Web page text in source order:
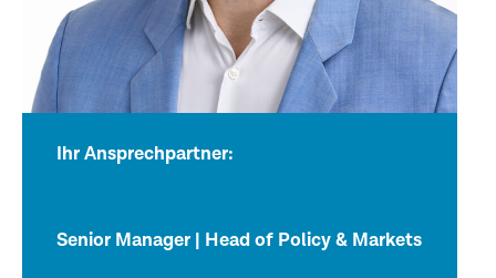
Ihr Ansprechpartner:
Senior Manager | Head of Policy & Markets